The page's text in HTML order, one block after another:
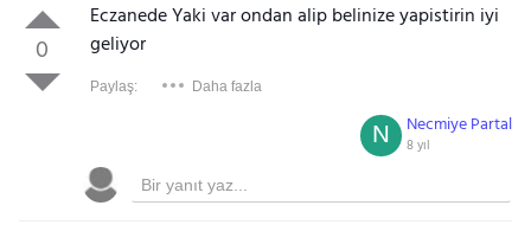
0
Eczanede Yaki var ondan alip belinize yapistirin iyi
geliyor
Paylaş: Daha fazla
Necmiye Partal
8 yıl
N